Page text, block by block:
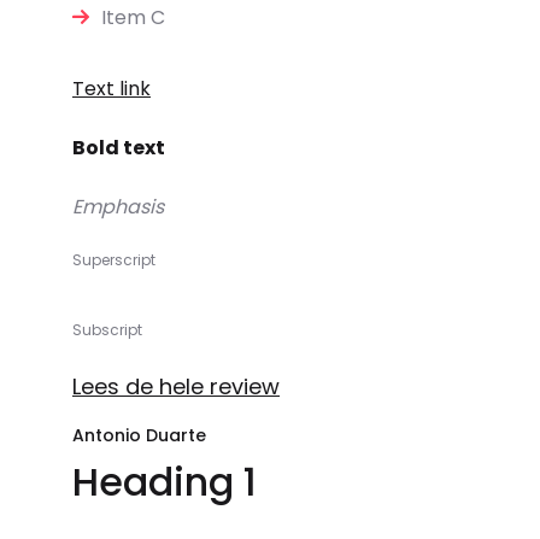
Item C
Text link
Bold text
Emphasis
Superscript
Subscript
Lees de hele review
Antonio Duarte
Heading 1